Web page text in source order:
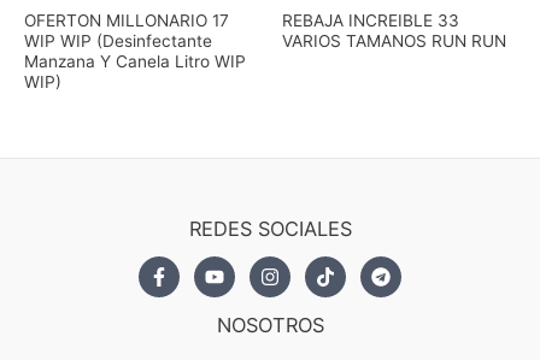
precio
original
era:
$4,02.
precio
actual
es:
$3,62.
OFERTON MILLONARIO 17
WIP WIP (Desinfectante
Manzana Y Canela Litro WIP
WIP)
precio
original
era:
precio
actual
es:
REBAJA INCREIBLE 33
VARIOS TAMANOS RUN RUN
REDES SOCIALES
NOSOTROS